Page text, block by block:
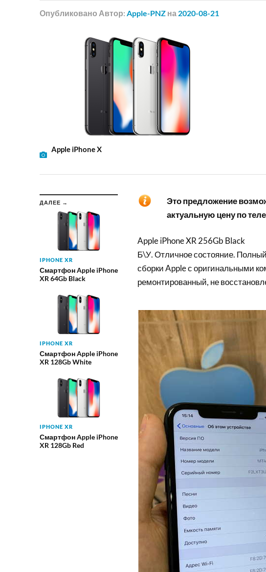
Опубликовано Автор: Apple-PNZ на 2020-08-21
Apple iPhone X
ДАЛЕЕ →
IPHONE XR
Смартфон Apple iPhone
XR 64Gb Black
IPHONE XR
Смартфон Apple iPhone
XR 128Gb White
IPHONE XR
Смартфон Apple iPhone
XR 128Gb Red
Это предложение
актуальную цену по
Apple iPhone XR 256Gb Black
Б\У. Отличное состояние.
сборки Apple с оригинальными
ремонтированный, не